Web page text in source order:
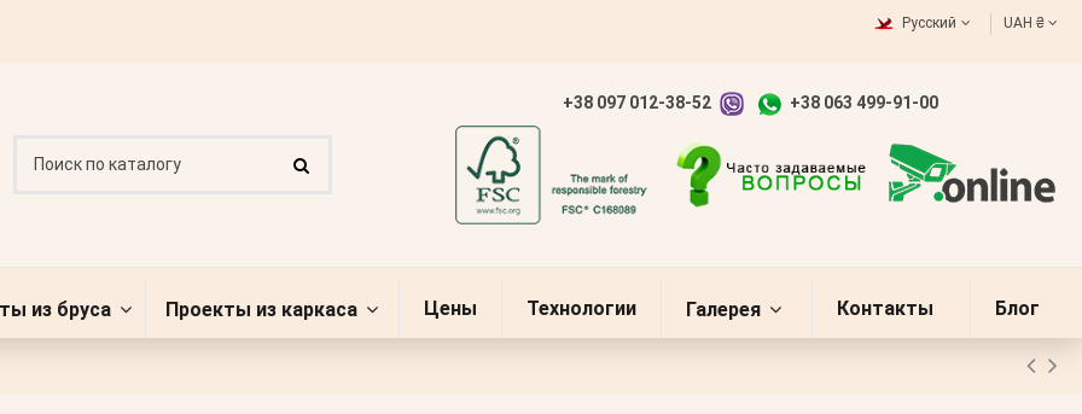
Русский UAH ₴
+38 097 012-38-52 +38 063 499-91-00
из бруса Проекты из каркаса Цены Технологии Галерея Контакты Блог